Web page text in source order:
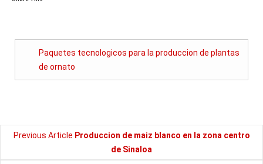
Paquetes tecnologicos para la produccion de plantas
de ornato
Previous Article Produccion de maiz blanco en la zona centro
de Sinaloa